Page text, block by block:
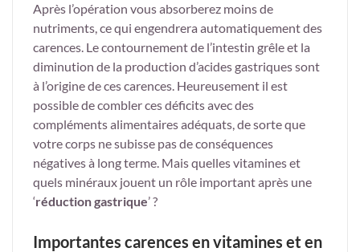
Après l’opération vous absorberez moins de
nutriments, ce qui engendrera automatiquement des
carences. Le contournement de l’intestin grêle et la
diminution de la production d’acides gastriques sont
à l’origine de ces carences. Heureusement il est
possible de combler ces déficits avec des
compléments alimentaires adéquats, de sorte que
votre corps ne subisse pas de conséquences
négatives à long terme. Mais quelles vitamines et
quels minéraux jouent un rôle important après une
‘réduction gastrique’ ?
Importantes carences en vitamines et en